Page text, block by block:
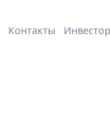
Контакты